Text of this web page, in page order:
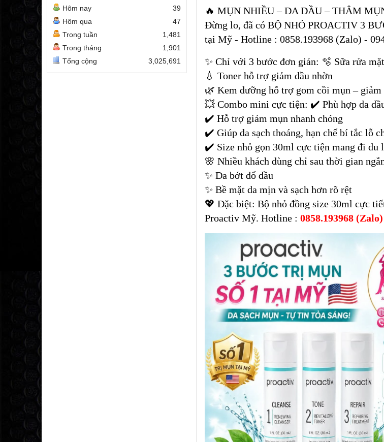
Hôm nay
39
Hôm qua
47
Trong tuần
1,481
Trong tháng
1,901
Tổng cộng
3,025,691
🔥 MỤN NHIỀU – DA DẦU – THÂM
Đừng lo, đã có BỘ NHỎ PROACTIV 3
tại Mỹ - Hotline : 0858.193968 (Zalo) -
✨ Chỉ với 3 bước đơn giản: 🫧 Sữa rửa
💧 Toner hỗ trợ giảm dầu nhờn
🌿 Kem dưỡng hỗ trợ gom cồi mụn – giảm
💥 Combo mini cực tiện: ✔️ Phù hợp da
✔️ Hỗ trợ giảm mụn nhanh chóng
✔️ Giúp da sạch thoáng, hạn chế bí tắc lỗ
✔️ Size nhỏ gọn 30ml cực tiện mang đi
🌸 Nhiều khách dùng chỉ sau thời gian
✨ Da bớt đổ dầu
✨ Bề mặt da mịn và sạch hơn rõ rệt
💖 Đặc biệt: Bộ nhỏ đồng size 30ml cực
Proactiv Mỹ. Hotline : 0858.193968